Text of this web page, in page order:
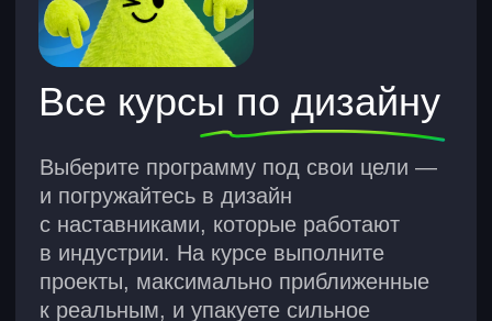
в индустрии. На курсе выполните
проекты, максимально приближенные
к реальным, и упакуете сильное
с поиском надежной работы или
фриланса — чтобы вы нашли свое
место в сфере дизайна.
Графический дизайнер
Создает визуальный контент